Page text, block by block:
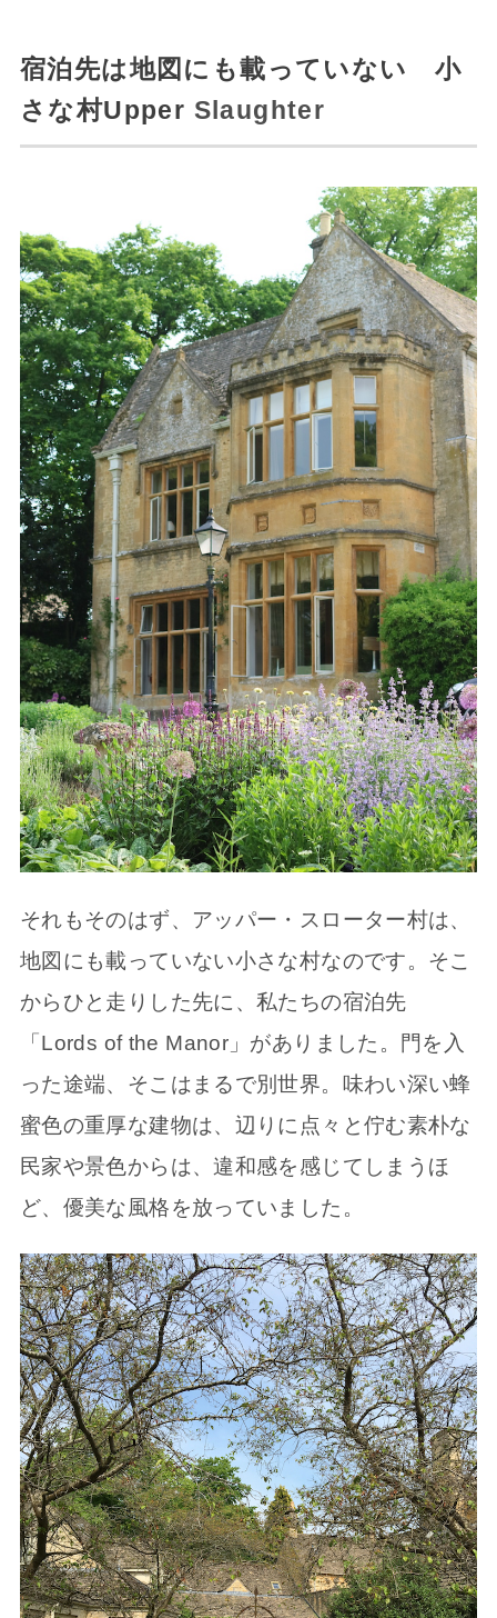
宿泊先は地図にも載っていない 小
さな村Upper Slaughter
それもそのはず、アッパー・スローター村は、
地図にも載っていない小さな村なのです。そこ
からひと走りした先に、私たちの宿泊先
「Lords of the Manor」がありました。門を入
った途端、そこはまるで別世界。味わい深い蜂
蜜色の重厚な建物は、辺りに点々と佇む素朴な
民家や景色からは、違和感を感じてしまうほ
ど、優美な風格を放っていました。